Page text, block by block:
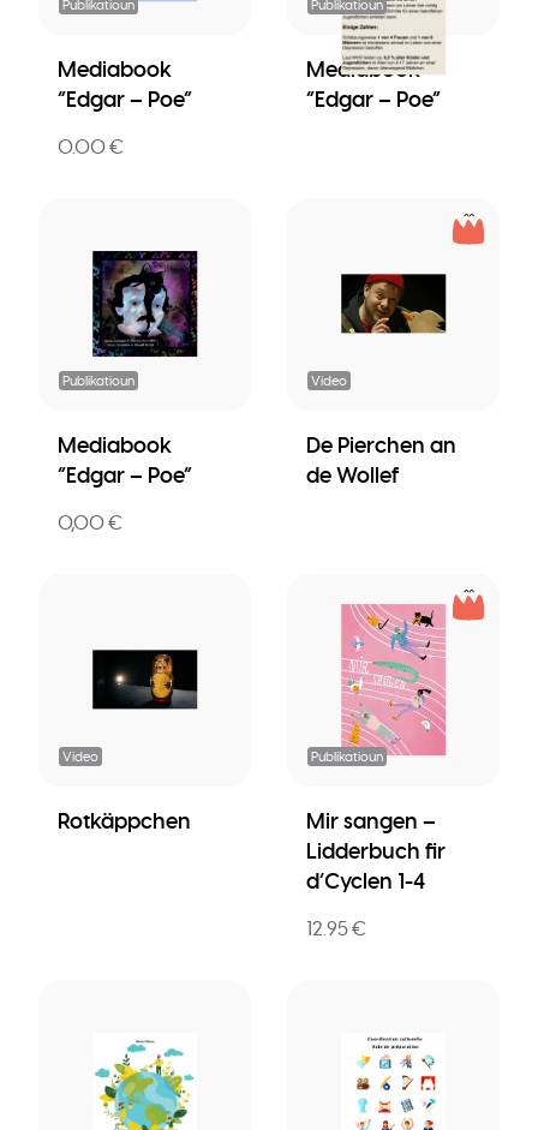
Publikatioun
Mediabook
“Edgar – Poe”
0.00 €
Publikatioun
Mediabook
“Edgar – Poe”
Publikatioun
Mediabook
“Edgar – Poe”
0,00 €
Video
De Pierchen an
de Wollef
Video
Rotkäppchen
Publikatioun
Mir sangen –
Lidderbuch fir
d’Cyclen 1-4
12.95 €